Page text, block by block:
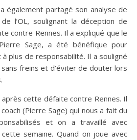
également partagé son analyse de
l’OL, soulignant la déception de
contre Rennes. Il a expliqué que le
Sage, a été bénéfique pour
à plus de responsabilité. Il a souligné
freins et d’éviter de douter lors
cette défaite contre Rennes. Il
(Pierre Sage) qui nous a fait du
et on a travaillé avec
cette semaine. Quand on joue avec